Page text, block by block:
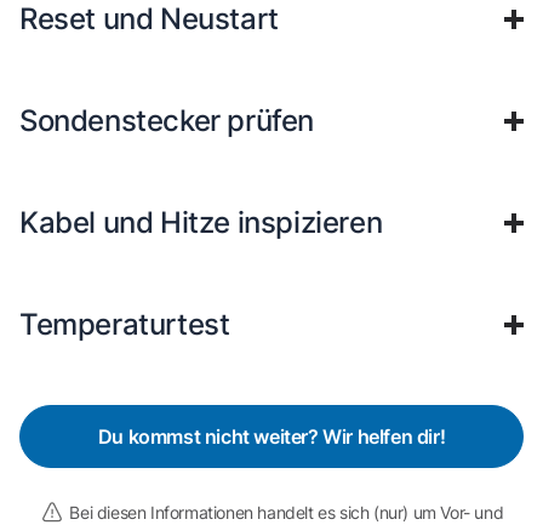
Reset und Neustart
Sondenstecker prüfen
Kabel und Hitze inspizieren
Temperaturtest
Du kommst nicht weiter? Wir helfen dir!
Bei diesen Informationen handelt es sich (nur) um Vor- und